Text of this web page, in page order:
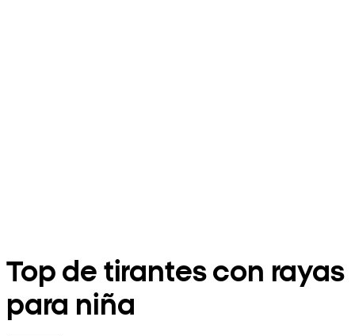
Top de tirantes con rayas
para niña